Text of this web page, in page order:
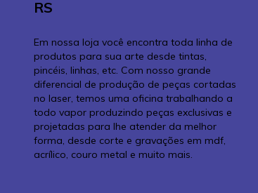
RS
Em nossa loja você encontra toda linha de
produtos para sua arte desde tintas,
pincéis, linhas, etc. Com nosso grande
diferencial de produção de peças cortadas
no laser, temos uma oficina trabalhando a
todo vapor produzindo peças exclusivas e
projetadas para lhe atender da melhor
forma, desde corte e gravações em mdf,
acrílico, couro metal e muito mais.